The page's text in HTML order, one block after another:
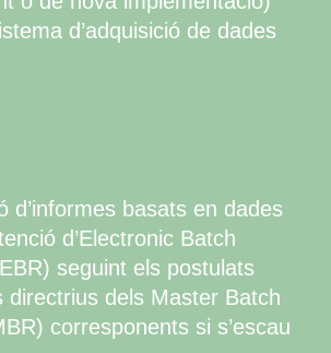
d’adquisició de dades
d’informes basats en dades
d’Electronic Batch
seguint els postulats
directrius dels Master Batch
corresponents si s’escau